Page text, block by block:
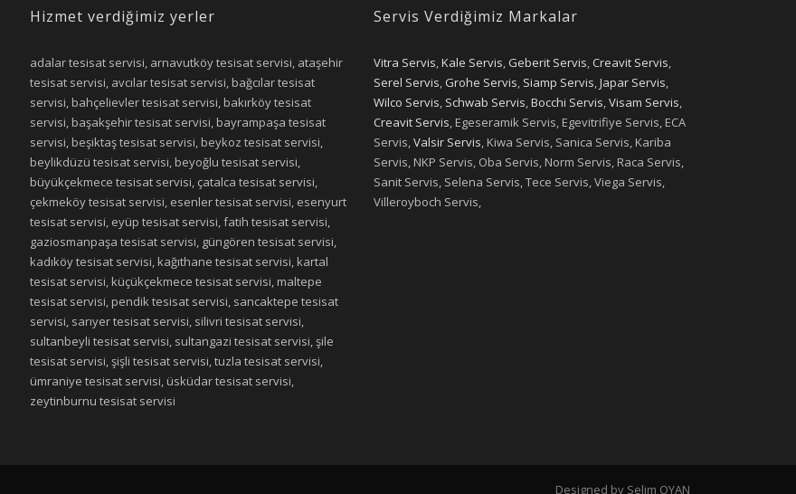
Hizmet verdiğimiz yerler
adalar tesisat servisi, arnavutköy tesisat servisi, ataşehir
tesisat servisi, avcılar tesisat servisi, bağcılar tesisat
servisi, bahçelievler tesisat servisi, bakırköy tesisat
servisi, başakşehir tesisat servisi, bayrampaşa tesisat
servisi, beşiktaş tesisat servisi, beykoz tesisat servisi,
beylikdüzü tesisat servisi, beyoğlu tesisat servisi,
büyükçekmece tesisat servisi, çatalca tesisat servisi,
çekmeköy tesisat servisi, esenler tesisat servisi, esenyurt
tesisat servisi, eyüp tesisat servisi, fatih tesisat servisi,
gaziosmanpaşa tesisat servisi, güngören tesisat servisi,
kadıköy tesisat servisi, kağıthane tesisat servisi, kartal
tesisat servisi, küçükçekmece tesisat servisi, maltepe
tesisat servisi, pendik tesisat servisi, sancaktepe tesisat
servisi, sarıyer tesisat servisi, silivri tesisat servisi,
sultanbeyli tesisat servisi, sultangazi tesisat servisi, şile
tesisat servisi, şişli tesisat servisi, tuzla tesisat servisi,
ümraniye tesisat servisi, üsküdar tesisat servisi,
zeytinburnu tesisat servisi
Servis Verdiğimiz Markalar
Vitra Servis,Kale Servis, Geberit Servis,Creavit Servis,
Serel Servis, Grohe Servis, Siamp Servis,Japar Servis,
Wilco Servis, Schwab Servis,Bocchi Servis,Visam Servis,
Creavit Servis, Egeseramik Servis, Egevitrifiye Servis, ECA
Servis,Valsir Servis, Kiwa Servis, Sanica Servis, Kariba
Servis, NKP Servis, Oba Servis, Norm Servis, Raca Servis,
Sanit Servis, Selena Servis, Tece Servis, Viega Servis,
Villeroyboch Servis,
Designed by Selim OYAN